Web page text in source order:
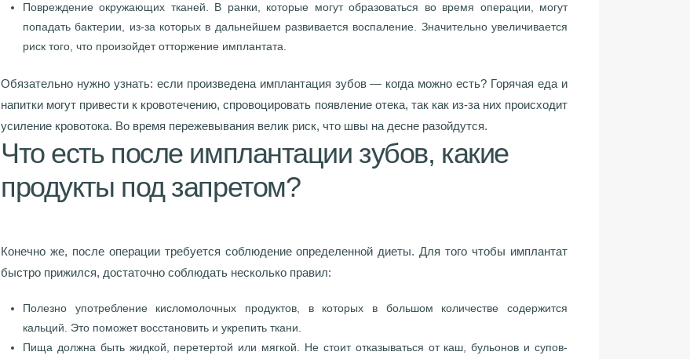
Повреждение окружающих тканей. В ранки, которые могут образоваться во время операции, могут
попадать бактерии, из-за которых в дальнейшем развивается воспаление. Значительно увеличивается
риск того, что произойдет отторжение имплантата.
Обязательно нужно узнать: если произведена имплантация зубов — когда можно есть? Горячая еда и
напитки могут привести к кровотечению, спровоцировать появление отека, так как из-за них происходит
усиление кровотока. Во время пережевывания велик риск, что швы на десне разойдутся.
Что есть после имплантации зубов, какие
продукты под запретом?
Конечно же, после операции требуется соблюдение определенной диеты. Для того чтобы имплантат
быстро прижился, достаточно соблюдать несколько правил:
Полезно употребление кисломолочных продуктов, в которых в большом количестве содержится
кальций. Это поможет восстановить и укрепить ткани.
Пища должна быть жидкой, перетертой или мягкой. Не стоит отказываться от каш, бульонов и супов-